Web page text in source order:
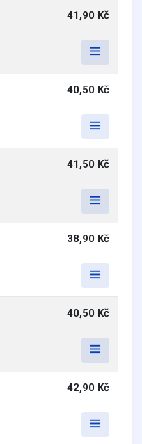
41,90 Kč
40,50 Kč
41,50 Kč
38,90 Kč
40,50 Kč
42,90 Kč